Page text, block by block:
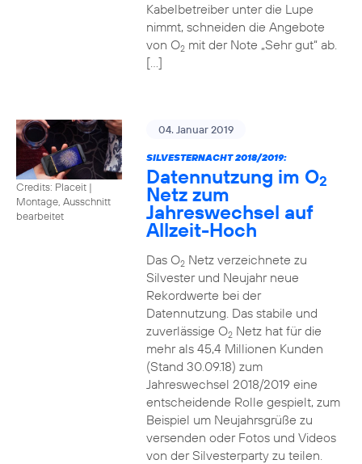
Kabelbetreiber unter die Lupe
nimmt, schneiden die Angebote
von O2mit der Note „Sehr gut“ ab.
[…]
Credits: Placeit |
Montage, Ausschnitt
bearbeitet
04. Januar 2019
SILVESTERNACHT 2018/2019:
Datennutzung im O2
Netz zum
Jahreswechsel auf
Allzeit-Hoch
Das O2Netz verzeichnete zu
Silvester und Neujahr neue
Rekordwerte bei der
Datennutzung. Das stabile und
zuverlässige O2Netz hat für die
mehr als 45,4 Millionen Kunden
(Stand 30.09.18) zum
Jahreswechsel 2018/2019 eine
entscheidende Rolle gespielt, zum
Beispiel um Neujahrsgrüße zu
versenden oder Fotos und Videos
von der Silvesterparty zu teilen.